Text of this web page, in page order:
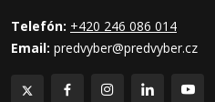
Telefón: +420 246 086 014
Email: predvyber@predvyber.cz